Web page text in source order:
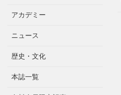
アカデミー
ニュース
歴史・文化
本誌一覧